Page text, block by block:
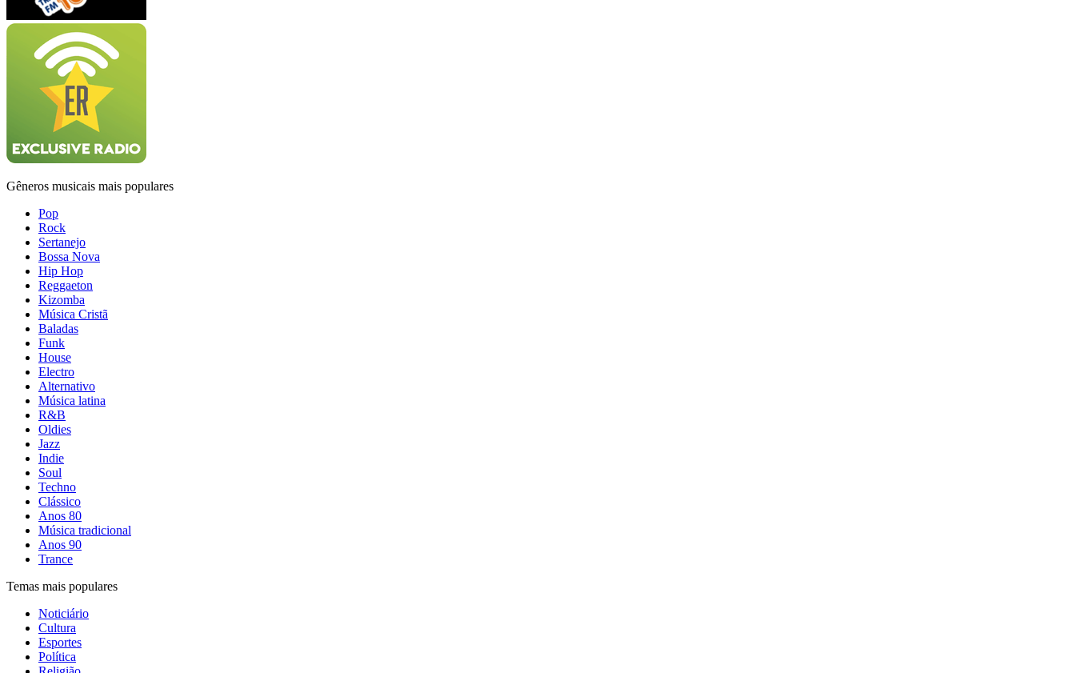
Gêneros musicais mais populares
Pop
Rock
Sertanejo
Bossa Nova
Hip Hop
Reggaeton
Kizomba
Música Cristã
Baladas
Funk
House
Electro
Alternativo
Música latina
R&B
Oldies
Jazz
Indie
Soul
Techno
Clássico
Anos 80
Música tradicional
Anos 90
Trance
Temas mais populares
Noticiário
Cultura
Esportes
Política